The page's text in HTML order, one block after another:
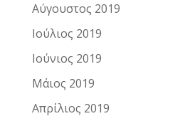
Αύγουστος 2019
Ιούλιος 2019
Ιούνιος 2019
Μάιος 2019
Απρίλιος 2019